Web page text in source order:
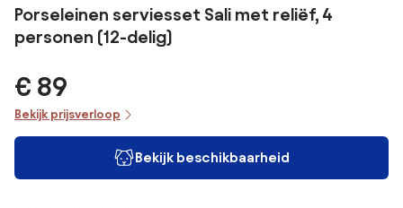
Porseleinen serviesset Sali met reliëf, 4
personen (12-delig)
€ 89
Bekijk prijsverloop
Bekijk beschikbaarheid